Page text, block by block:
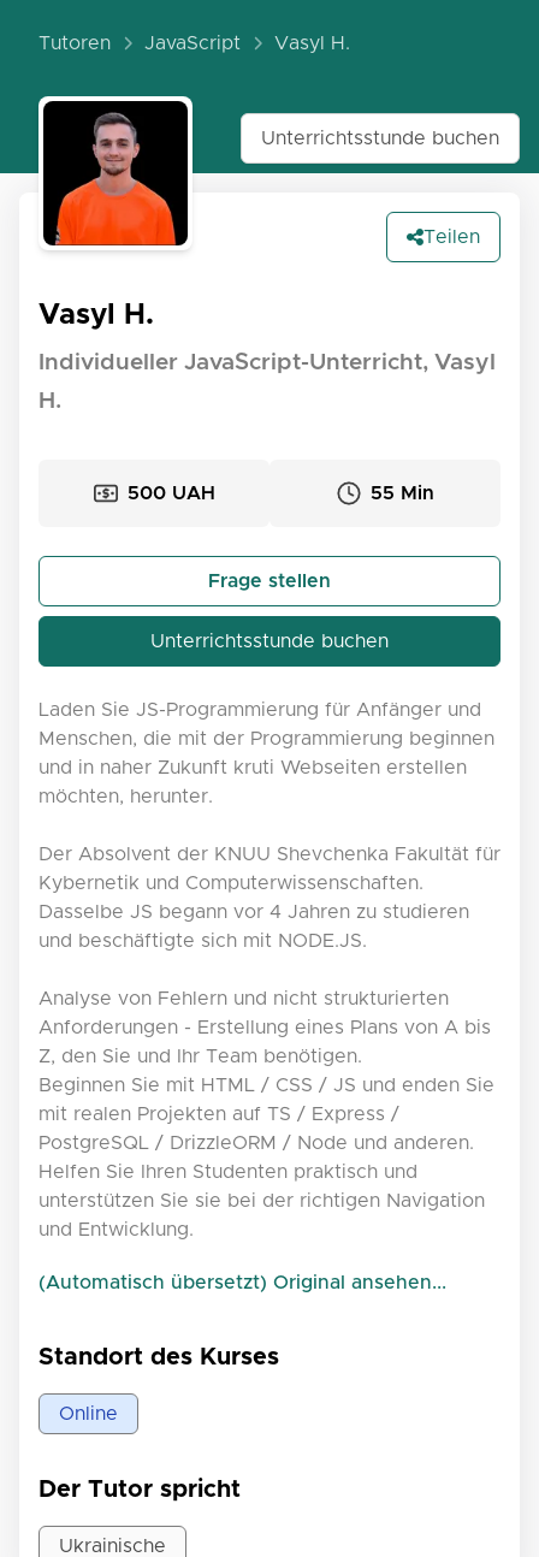
Tutoren JavaScript Vasyl H.
Unterrichtsstunde buchen
Teilen
Vasyl H.
Individueller JavaScript-Unterricht, Vasyl
H.
500 UAH 55 Min
Frage stellen
Unterrichtsstunde buchen
Laden Sie JS-Programmierung für Anfänger und
Menschen, die mit der Programmierung beginnen
und in naher Zukunft kruti Webseiten erstellen
möchten, herunter.
Der Absolvent der KNUU Shevchenka Fakultät für
Kybernetik und Computerwissenschaften.
Dasselbe JS begann vor 4 Jahren zu studieren
und beschäftigte sich mit NODE.JS.
Analyse von Fehlern und nicht strukturierten
Anforderungen - Erstellung eines Plans von A bis
Z, den Sie und Ihr Team benötigen.
Beginnen Sie mit HTML / CSS / JS und enden Sie
mit realen Projekten auf TS / Express /
PostgreSQL / DrizzleORM / Node und anderen.
Helfen Sie Ihren Studenten praktisch und
unterstützen Sie sie bei der richtigen Navigation
und Entwicklung.
(Automatisch übersetzt) Original ansehen...
Standort des Kurses
Online
Der Tutor spricht
Ukrainische